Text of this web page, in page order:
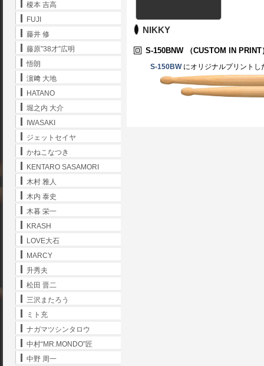
NIKKY
S-150BNW （CUSTOM IN PRINT
S-150BWにオリジナルプリントし
榎本 吉高
FUJI
藤井 修
藤原”38才”広明
悟朗
濵﨑 大地
HATANO
堀之内 大介
IWASAKI
ジェットセイヤ
かねこなつき
KENTARO SASAMORI
木村 雅人
木内 泰史
木暮 栄一
KRASH
LOVE大石
MARCY
升秀夫
松田 晋二
三沢またろう
ミト充
ナガマツシンタロウ
中村“MR.MONDO”匠
中野 周一